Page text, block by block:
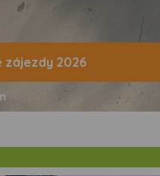
zájezdy 2026